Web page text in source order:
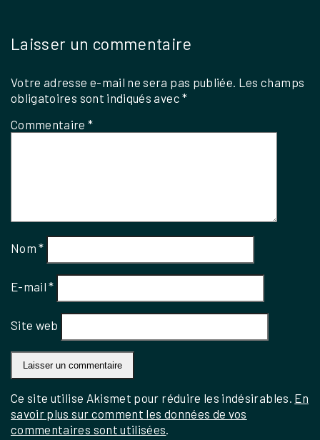
Laisser un commentaire
Votre adresse e-mail ne sera pas publiée. Les champs
obligatoires sont indiqués avec*
Commentaire*
Nom*
E-mail*
Site web
Ce site utilise Akismet pour réduire les indésirables. En
savoir plus sur comment les données de vos
commentaires sont utilisées.